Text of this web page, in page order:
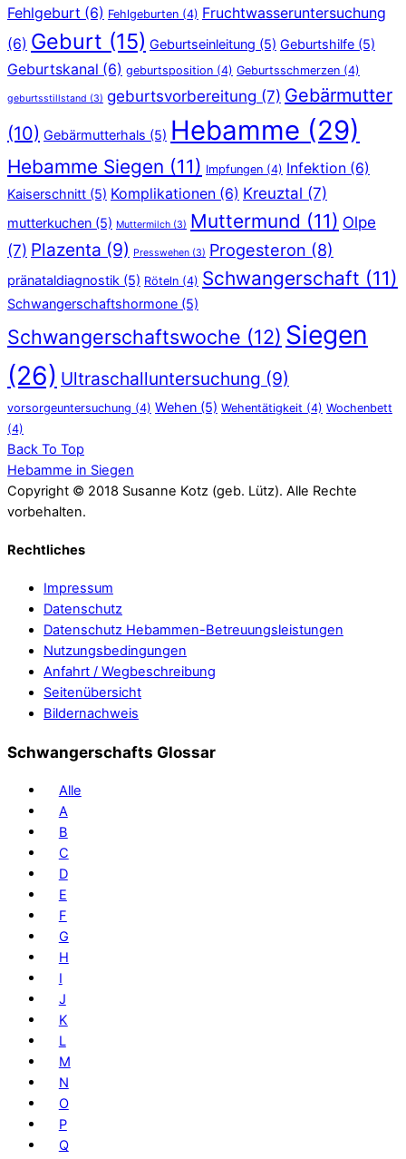
Fehlgeburt (6) Fehlgeburten (4) Fruchtwasseruntersuchung
(6) Geburt (15) Geburtseinleitung (5) Geburtshilfe (5)
Geburtskanal (6) geburtsposition (4) Geburtsschmerzen (4)
geburtsstillstand (3) geburtsvorbereitung (7) Gebärmutter
(10) Gebärmutterhals (5) Hebamme (29)
Hebamme Siegen (11) Impfungen (4) Infektion (6)
Kaiserschnitt (5) Komplikationen (6) Kreuztal (7)
mutterkuchen (5) Muttermilch (3) Muttermund (11) Olpe
(7) Plazenta (9) Presswehen (3) Progesteron (8)
pränataldiagnostik (5) Röteln (4) Schwangerschaft (11)
Schwangerschaftshormone (5)
Schwangerschaftswoche (12) Siegen
(26) Ultraschalluntersuchung (9)
vorsorgeuntersuchung (4) Wehen (5) Wehentätigkeit (4) Wochenbett
(4)
Back To Top
Hebamme in Siegen
Copyright © 2018 Susanne Kotz (geb. Lütz). Alle Rechte
vorbehalten.
Rechtliches
Impressum
Datenschutz
Datenschutz Hebammen-Betreuungsleistungen
Nutzungsbedingungen
Anfahrt / Wegbeschreibung
Seitenübersicht
Bildernachweis
Schwangerschafts Glossar
Alle
A
B
C
D
E
F
G
H
I
J
K
L
M
N
O
P
Q